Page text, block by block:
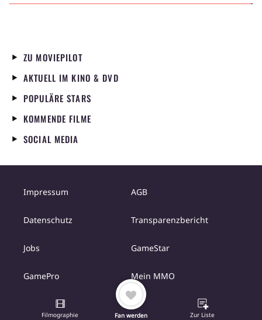
Filmographie Fan werden Zur Liste
ZU MOVIEPILOT
AKTUELL IM KINO & DVD
POPULÄRE STARS
KOMMENDE FILME
SOCIAL MEDIA
Impressum AGB
Datenschutz Transparenzbericht
Jobs GameStar
GamePro Mein MMO